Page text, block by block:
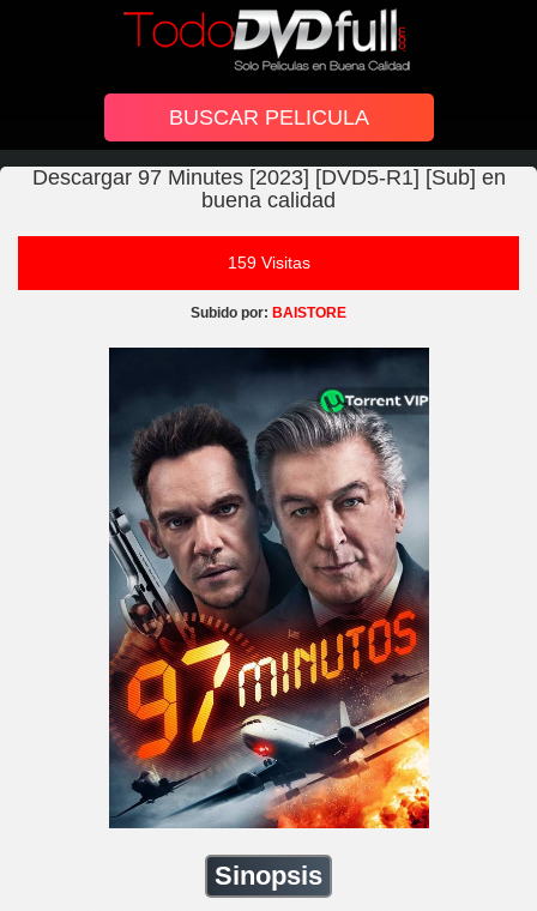
Descargar 97 Minutes [2023] [DVD5-R1] [Sub] en
buena calidad
159 Visitas
Subido por: BAISTORE
Sinopsis